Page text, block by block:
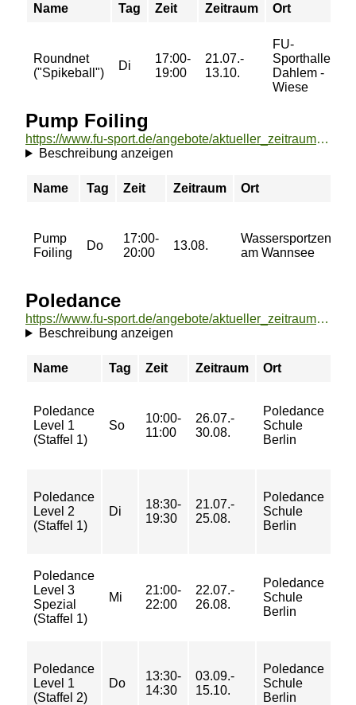
Name Tag Zeit Zeitraum Ort
Roundnet
("Spikeball")
Di
17:00-
19:00
21.07.-
13.10.
FU-
Sporthalle
Dahlem -
Wiese
Pump Foiling
https://www.fu-sport.de/angebote/aktueller_zeitraum/_Pump_Foiling.html
Beschreibung anzeigen
Name Tag Zeit Zeitraum Ort
Pump
Foiling
Do
17:00-
20:00
13.08.
Wassersportzentrum
am Wannsee
Poledance
https://www.fu-sport.de/angebote/aktueller_zeitraum/_Poledance.html
Beschreibung anzeigen
Name Tag Zeit Zeitraum Ort
Poledance
Level 1
(Staffel 1)
So
10:00-
11:00
26.07.-
30.08.
Poledance
Schule
Berlin
Poledance
Level 2
(Staffel 1)
Di
18:30-
19:30
21.07.-
25.08.
Poledance
Schule
Berlin
Poledance
Level 3
Spezial
(Staffel 1)
Mi
21:00-
22:00
22.07.-
26.08.
Poledance
Schule
Berlin
Poledance
Level 1
(Staffel 2)
Do
13:30-
14:30
03.09.-
15.10.
Poledance
Schule
Berlin